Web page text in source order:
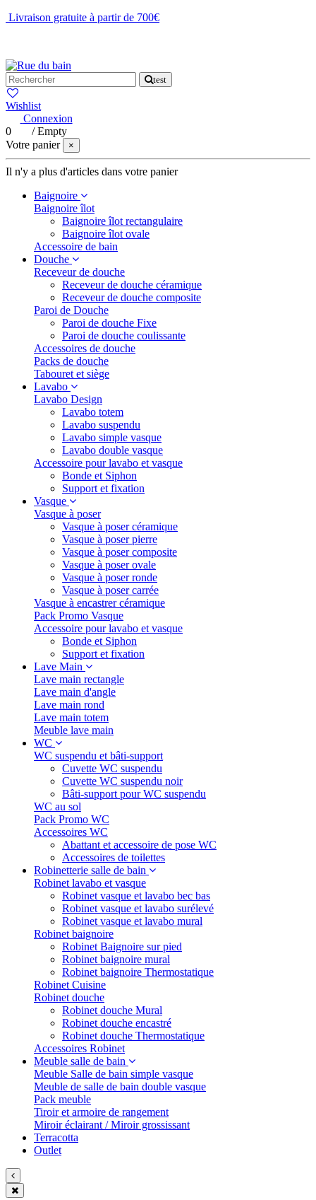
Livraison gratuite à partir de 700€
test
Wishlist
Connexion
0
/Empty
Votre panier
×
Il n'y a plus d'articles dans votre panier
Baignoire
Baignoire îlot
Baignoire îlot rectangulaire
Baignoire îlot ovale
Accessoire de bain
Douche
Receveur de douche
Receveur de douche céramique
Receveur de douche composite
Paroi de Douche
Paroi de douche Fixe
Paroi de douche coulissante
Accessoires de douche
Packs de douche
Tabouret et siège
Lavabo
Lavabo Design
Lavabo totem
Lavabo suspendu
Lavabo simple vasque
Lavabo double vasque
Accessoire pour lavabo et vasque
Bonde et Siphon
Support et fixation
Vasque
Vasque à poser
Vasque à poser céramique
Vasque à poser pierre
Vasque à poser composite
Vasque à poser ovale
Vasque à poser ronde
Vasque à poser carrée
Vasque à encastrer céramique
Pack Promo Vasque
Accessoire pour lavabo et vasque
Bonde et Siphon
Support et fixation
Lave Main
Lave main rectangle
Lave main d'angle
Lave main rond
Lave main totem
Meuble lave main
WC
WC suspendu et bâti-support
Cuvette WC suspendu
Cuvette WC suspendu noir
Bâti-support pour WC suspendu
WC au sol
Pack Promo WC
Accessoires WC
Abattant et accessoire de pose WC
Accessoires de toilettes
Robinetterie salle de bain
Robinet lavabo et vasque
Robinet vasque et lavabo bec bas
Robinet vasque et lavabo surélevé
Robinet vasque et lavabo mural
Robinet baignoire
Robinet Baignoire sur pied
Robinet baignoire mural
Robinet baignoire Thermostatique
Robinet Cuisine
Robinet douche
Robinet douche Mural
Robinet douche encastré
Robinet douche Thermostatique
Accessoires Robinet
Meuble salle de bain
Meuble Salle de bain simple vasque
Meuble de salle de bain double vasque
Pack meuble
Tiroir et armoire de rangement
Miroir éclairant / Miroir grossissant
Terracotta
Outlet